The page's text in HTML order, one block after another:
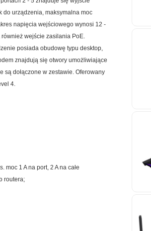
do urządzenia, maksymalna moc
napięcia wejściowego wynosi 12 -
wejście zasilania PoE.
posiada obudowę typu desktop,
znajdują się otwory umożliwiające
są dołączone w zestawie. Oferowany
4.
moc 1 A na port, 2 A na całe
routera;